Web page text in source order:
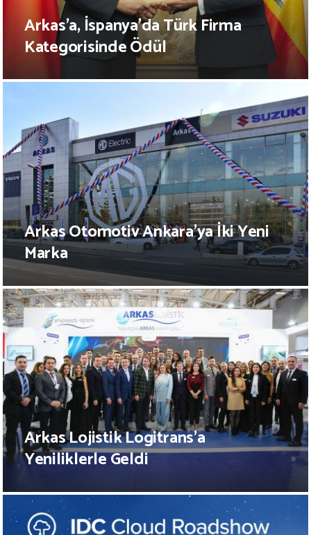
Arkas’a, İspanya’da Türk Firma
Kategorisinde Ödül
Arkas Otomotiv Ankara’ya İki Yeni
Marka
Arkas Lojistik Logitrans’a
Yeniliklerle Geldi